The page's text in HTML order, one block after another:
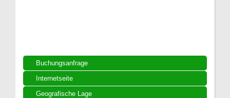
Buchungsanfrage
Internetseite
Geografische Lage